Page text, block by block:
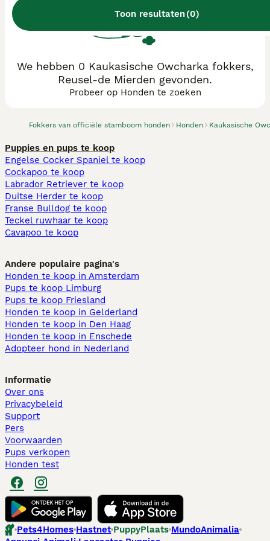
Toon resultaten(0)
Fokkers van officiële stamboom honden Honden Kaukasische
We hebben 0 Kaukasische Owcharka fokkers,
Reusel-de Mierden gevonden.
Probeer op Honden te zoeken
Puppies en pups te koop
Engelse Cocker Spaniel te koop
Cockapoo te koop
Labrador Retriever te koop
Duitse Herder te koop
Franse Bulldog te koop
Teckel ruwhaar te koop
Cavapoo te koop
Andere populaire pagina's
Honden te koop in Amsterdam
Pups te koop Limburg​
Pups te koop Friesland​
Honden te koop in Gelderland
Honden te koop in Den Haag
Honden te koop in Enschede
Adopteer hond in Nederland
Informatie
Over ons
Privacybeleid
Support
Pers
Voorwaarden
Pups verkopen
Honden test
Pets4Homes Hastnet PuppyPlaats MundoAnimalia